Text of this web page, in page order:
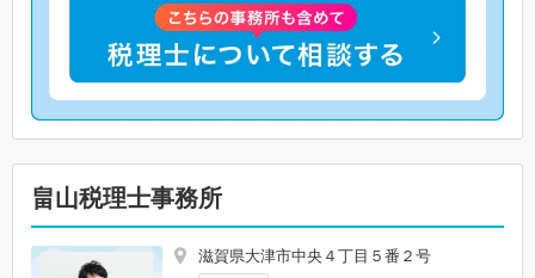
畠山税理士事務所
滋賀県大津市中央４丁目５番２号